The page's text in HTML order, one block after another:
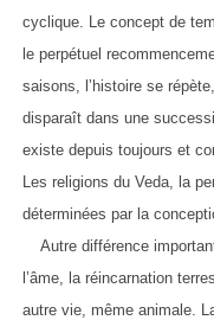
cyclique. Le concept de
le perpétuel
saisons, l’histoire se
disparaît dans une
existe depuis toujours et
Les religions du Veda, la
déterminées par la
Autre différence
l’âme, la réincarnation
autre vie, même animale.